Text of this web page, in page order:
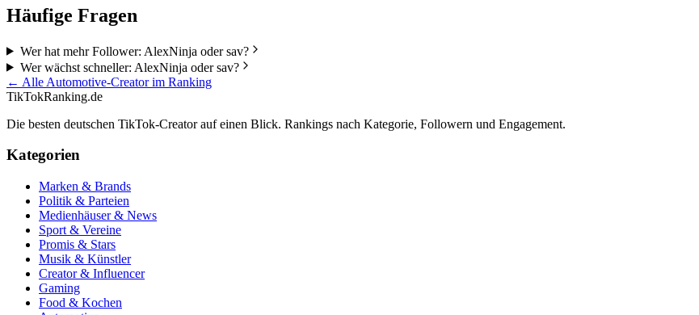
Häufige Fragen
Wer hat mehr Follower: AlexNinja oder sav?
Wer wächst schneller: AlexNinja oder sav?
← Alle Automotive-Creator im Ranking
TikTokRanking.de
Die besten deutschen TikTok-Creator auf einen Blick. Rankings nach Kategorie, Followern und Engagement.
Kategorien
Marken & Brands
Politik & Parteien
Medienhäuser & News
Sport & Vereine
Promis & Stars
Musik & Künstler
Creator & Influencer
Gaming
Food & Kochen